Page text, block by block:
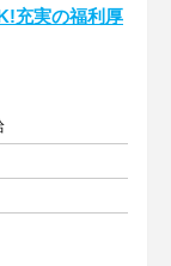
充実の福利厚